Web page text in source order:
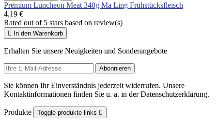
Premium Luncheon Meat 340g Ma Ling Frühstücksfleisch
4,19 €
Rated out of 5 stars based on review(s)
 In den Warenkorb
Erhalten Sie unsere Neuigkeiten und Sonderangebote
Sie können Ihr Einverständnis jederzeit widerrufen. Unsere
Kontaktinformationen finden Sie u. a. in der Datenschutzerklärung.
Produkte Toggle produkte links 